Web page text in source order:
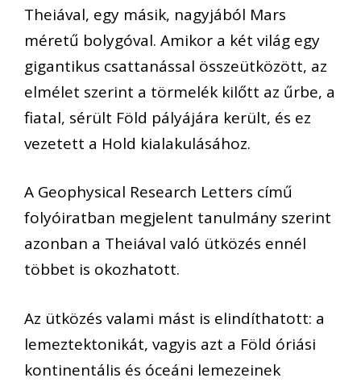
Theiával, egy másik, nagyjából Mars
méretű bolygóval. Amikor a két világ egy
gigantikus csattanással összeütközött, az
elmélet szerint a törmelék kilőtt az űrbe, a
fiatal, sérült Föld pályájára került, és ez
vezetett a Hold kialakulásához.
A Geophysical Research Letters című
folyóiratban megjelent tanulmány szerint
azonban a Theiával való ütközés ennél
többet is okozhatott.
Az ütközés valami mást is elindíthatott: a
lemeztektonikát, vagyis azt a Föld óriási
kontinentális és óceáni lemezeinek